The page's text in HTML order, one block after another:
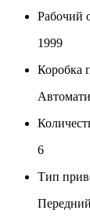
Рабочий
1999
Коробка
6
Тип
Передний